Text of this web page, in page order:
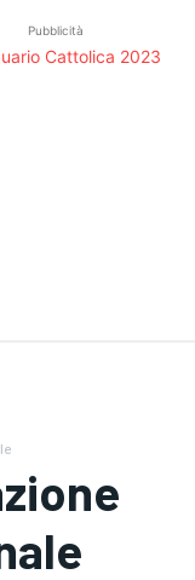
Pubblicità